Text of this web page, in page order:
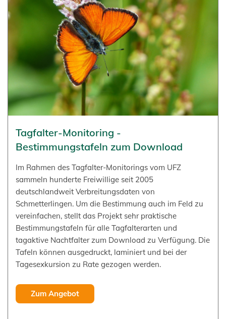
Tagfalter-Monitoring -
Bestimmungstafeln zum Download
Im Rahmen des Tagfalter-Monitorings vom UFZ
sammeln hunderte Freiwillige seit 2005
deutschlandweit Verbreitungsdaten von
Schmetterlingen. Um die Bestimmung auch im Feld zu
vereinfachen, stellt das Projekt sehr praktische
Bestimmungstafeln für alle Tagfalterarten und
tagaktive Nachtfalter zum Download zu Verfügung. Die
Tafeln können ausgedruckt, laminiert und bei der
Tagesexkursion zu Rate gezogen werden.
Zum Angebot